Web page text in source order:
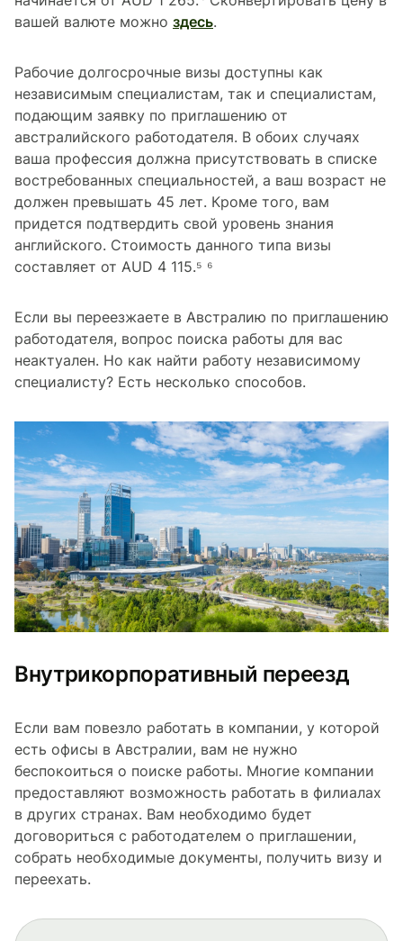
вашей валюте можно здесь.
Рабочие долгосрочные визы доступны как
независимым специалистам, так и специалистам,
подающим заявку по приглашению от
австралийского работодателя. В обоих случаях
ваша профессия должна присутствовать в списке
востребованных специальностей, а ваш возраст не
должен превышать 45 лет. Кроме того, вам
придется подтвердить свой уровень знания
английского. Стоимость данного типа визы
составляет от AUD 4 115.⁵ ⁶
Если вы переезжаете в Австралию по приглашению
работодателя, вопрос поиска работы для вас
неактуален. Но как найти работу независимому
специалисту? Есть несколько способов.
Внутрикорпоративный переезд
Если вам повезло работать в компании, у которой
есть офисы в Австралии, вам не нужно
беспокоиться о поиске работы. Многие компании
предоставляют возможность работать в филиалах
в других странах. Вам необходимо будет
договориться с работодателем о приглашении,
собрать необходимые документы, получить визу и
переехать.